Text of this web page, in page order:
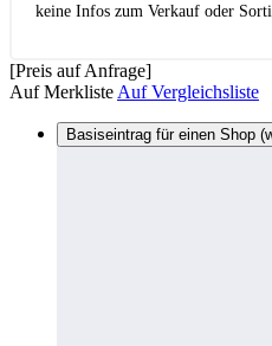
keine Infos zum Verkauf oder
[Preis auf Anfrage]
Auf Merkliste Auf Vergleichsliste
Basiseintrag für einen Shop